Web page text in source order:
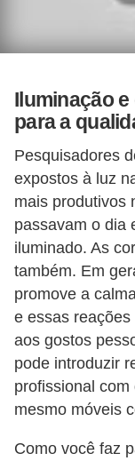
Iluminação
para a
Pesquisadores
expostos à luz
mais produtivos
passavam o dia
iluminado. As
também. Em
promove a
e essas
aos gostos
pode introduzir
profissional
mesmo móveis
Como você faz
e
o
n
t
o
S
o
f
t
w
a
r
e
e